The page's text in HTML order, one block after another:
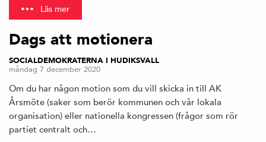
Läs mer
Dags att motionera
SOCIALDEMOKRATERNA I HUDIKSVALL
måndag 7 december 2020
Om du har någon motion som du vill skicka in till AK
Årsmöte (saker som berör kommunen och vår lokala
organisation) eller nationella kongressen (frågor som rör
partiet centralt och…